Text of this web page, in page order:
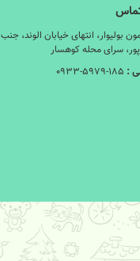
بولیوار، انتهای خیابان الوند، جنب
پور، سرای محله کوهسار
: ۰۹۳۳-۵۹۷۹-۱۸۵